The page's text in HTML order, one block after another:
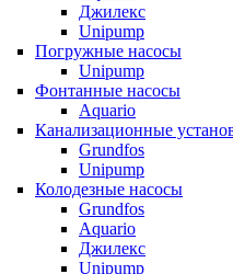
Джилекс
Unipump
Погружные насосы
Unipump
Фонтанные насосы
Aquario
Канализационные
Grundfos
Unipump
Колодезные насосы
Grundfos
Aquario
Джилекс
Unipump